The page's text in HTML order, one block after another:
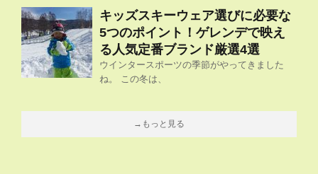
キッズスキーウェア選びに必要な
5つのポイント！ゲレンデで映え
る人気定番ブランド厳選4選
ウインタースポーツの季節がやってきました
ね。 この冬は、
→もっと見る